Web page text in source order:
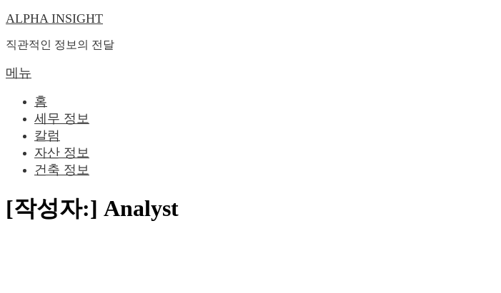
내
용
으
로
ALPHA INSIGHT
직관적인 정보의 전달
메뉴
홈
세무 정보
칼럼
자산 정보
건축 정보
[작성자:] Analyst